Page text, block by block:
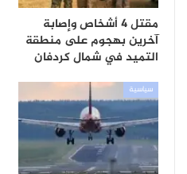
مقتل 4 أشخاص وإصابة
آخرين بهجوم على منطقة
التميد في شمال كردفان
سياسية